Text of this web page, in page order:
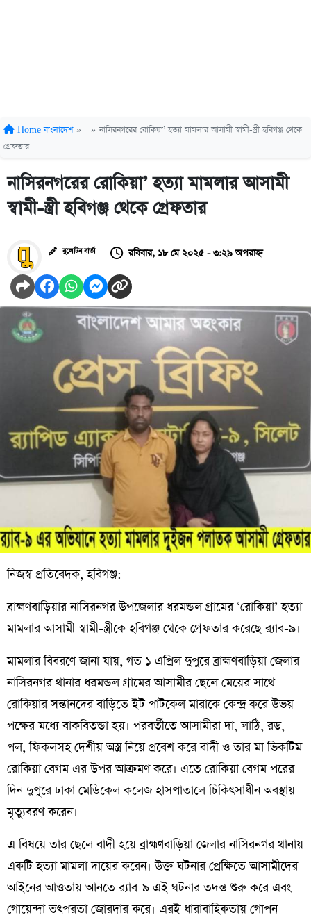
Home বাংলাদেশ » » নাসিরনগরের রোকিয়া’ হত্যা মামলার আসামী স্বামী-স্ত্রী হবিগঞ্জ থেকে
গ্রেফতার
নাসিরনগরের রোকিয়া’ হত্যা মামলার আসামী
স্বামী-স্ত্রী হবিগঞ্জ থেকে গ্রেফতার
বুলেটিন বার্তা রবিবার, ১৮ মে ২০২৫ - ৩:২৯ অপরাহ্ন
নিজস্ব প্রতিবেদক, হবিগঞ্জ:
ব্রাহ্মণবাড়িয়ার নাসিরনগর উপজেলার ধরমন্ডল গ্রামের ‘রোকিয়া’ হত্যা
মামলার আসামী স্বামী-স্ত্রীকে হবিগঞ্জ থেকে গ্রেফতার করেছে র‌্যাব-৯।
মামলার বিবরণে জানা যায়, গত ১ এপ্রিল দুপুরে ব্রাহ্মণবাড়িয়া জেলার
নাসিরনগর থানার ধরমন্ডল গ্রামের আসামীর ছেলে মেয়ের সাথে
রোকিয়ার সন্তানদের বাড়িতে ইট পাটকেল মারাকে কেন্দ্র করে উভয়
পক্ষের মধ্যে বাকবিতন্ডা হয়। পরবর্তীতে আসামীরা দা, লাঠি, রড,
পল, ফিকলসহ দেশীয় অস্ত্র নিয়ে প্রবেশ করে বাদী ও তার মা ভিকটিম
রোকিয়া বেগম এর উপর আক্রমণ করে। এতে রোকিয়া বেগম পরের
দিন দুপুরে ঢাকা মেডিকেল কলেজ হাসপাতালে চিকিৎসাধীন অবস্থায়
মৃত্যুবরণ করেন।
এ বিষয়ে তার ছেলে বাদী হয়ে ব্রাহ্মণবাড়িয়া জেলার নাসিরনগর থানায়
একটি হত্যা মামলা দায়ের করেন। উক্ত ঘটনার প্রেক্ষিতে আসামীদের
আইনের আওতায় আনতে র‌্যাব-৯ এই ঘটনার তদন্ত শুরু করে এবং
গোয়েন্দা তৎপরতা জোরদার করে। এরই ধারাবাহিকতায় গোপন